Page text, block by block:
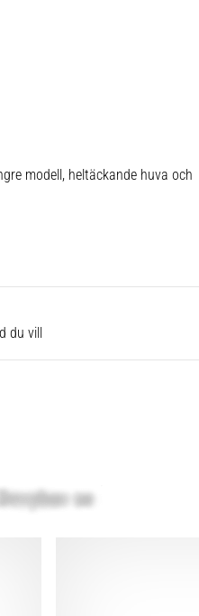
modell, heltäckande huva och
du vill